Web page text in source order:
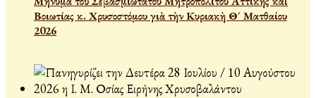
Βοιωτίας κ. Χρυσοστόμου γιὰ τὴν Κυριακὴ Θ´ Ματθαίου
2026